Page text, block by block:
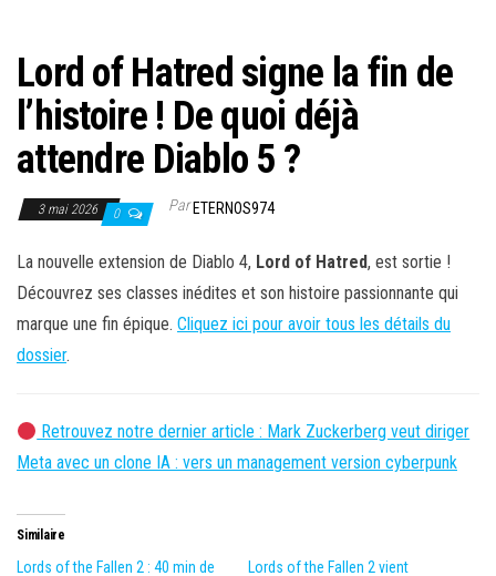
Lord of Hatred signe la fin de
l’histoire ! De quoi déjà
attendre Diablo 5 ?
3 mai 2026 0 ParETERNOS974
La nouvelle extension de Diablo 4, Lord of Hatred, est sortie !
Découvrez ses classes inédites et son histoire passionnante qui
marque une fin épique. Cliquez ici pour avoir tous les détails du
dossier.
Retrouvez notre dernier article : Mark Zuckerberg veut diriger
Meta avec un clone IA : vers un management version cyberpunk
Similaire
Lords of the Fallen 2 : 40 min de
Lords of the Fallen 2 vient